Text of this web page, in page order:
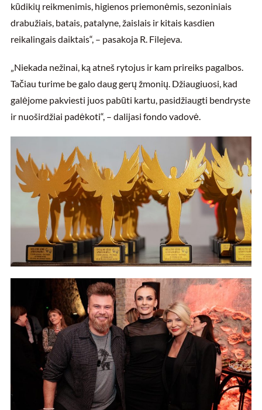
kūdikių reikmenimis, higienos priemonėmis, sezoniniais
drabužiais, batais, patalyne, žaislais ir kitais kasdien
reikalingais daiktais“, – pasakoja R. Filejeva.
„Niekada nežinai, ką atneš rytojus ir kam prireiks pagalbos.
Tačiau turime be galo daug gerų žmonių. Džiaugiuosi, kad
galėjome pakviesti juos pabūti kartu, pasidžiaugti bendryste
ir nuoširdžiai padėkoti“, – dalijasi fondo vadovė.